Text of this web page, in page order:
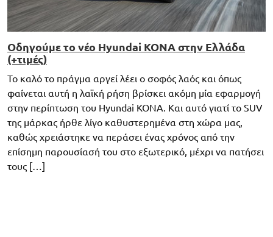
Οδηγούμε το νέο Hyundai KONA στην Ελλάδα
(+τιμές)
Το καλό το πράγμα αργεί λέει ο σοφός λαός και όπως
φαίνεται αυτή η λαϊκή ρήση βρίσκει ακόμη μία εφαρμογή
στην περίπτωση του Hyundai KONA. Και αυτό γιατί το SUV
της μάρκας ήρθε λίγο καθυστερημένα στη χώρα μας,
καθώς χρειάστηκε να περάσει ένας χρόνος από την
επίσημη παρουσίασή του στο εξωτερικό, μέχρι να πατήσει
τους […]